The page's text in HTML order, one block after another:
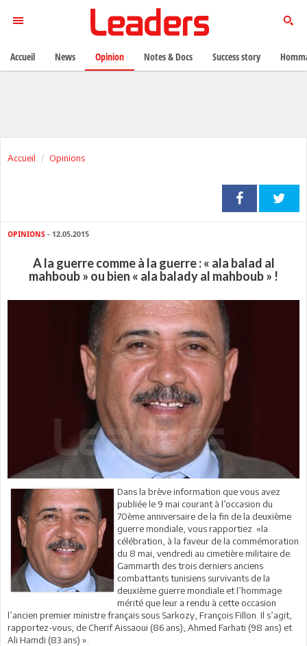
Accueil Opinions
OPINIONS - 12.05.2015
A la guerre comme à la guerre : « ala balad al
mahboub » ou bien « ala balady al mahboub » !
Dans la brève information que vous avez
publiée le 9 mai courant à l’occasion du
70ème anniversaire de la fin de la deuxième
guerre mondiale, vous rapportiez «la
célébration, à la faveur de la commémoration
du 8 mai, vendredi au cimetière militaire de
Gammarth des trois derniers anciens
combattants tunisiens survivants de la
deuxième guerre mondiale et l’hommage
mérité que leur a rendu à cette occasion
l’ancien premier ministre français sous Sarkozy, François Fillon. Il s’agit,
rapportez-vous, de Cherif Aissaoui (86 ans), Ahmed Farhati (98 ans) et
Ali Hamdi (83 ans) ».
Accueil News Opinion Notes & Docs Success story